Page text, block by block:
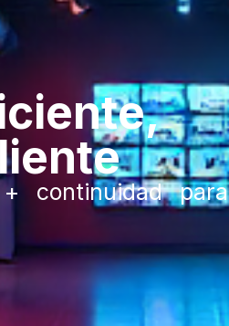
continuidad para